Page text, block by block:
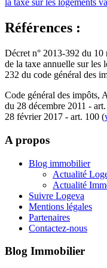
la taxe sur les logements
Références :
Décret n° 2013-392 du
de la taxe annuelle sur les
232 du code général des
Code général des impôts,
du 28 décembre 2011 -
28 février 2017 - art. 100 (
A propos
Blog immobilier
Actualité
Actualité
Suivre Logeva
Mentions légales
Partenaires
Contactez-nous
Blog Immobilier